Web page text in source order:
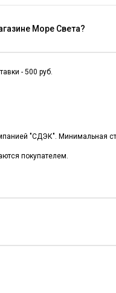
Море Света?
- 500 руб.
"СДЭК". Минимальная
покупателем.